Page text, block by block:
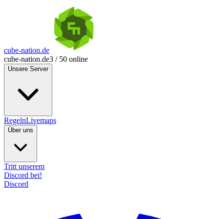
cube-nation.de
cube-nation.de3 / 50 online
Unsere Server
RegelnLivemaps
Über uns
Tritt unserem
Discord bei!
Discord